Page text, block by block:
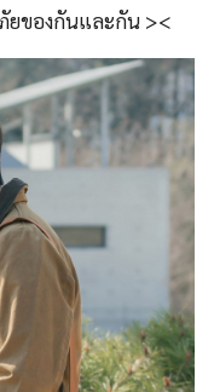
ยของกันและกัน ><